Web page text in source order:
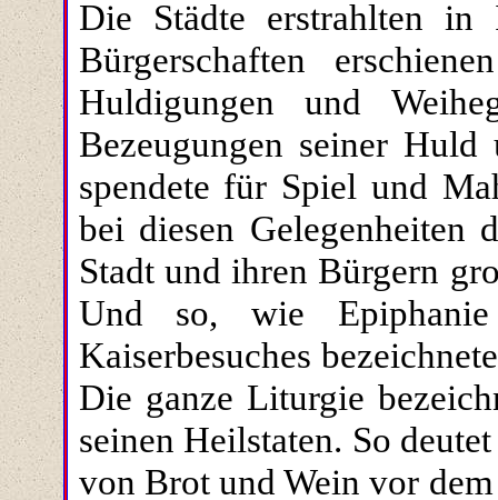
Die Städte erstrahlten
Bürgerschaften
Huldigungen und
Bezeugungen seiner
spendete für Spiel und
bei diesen Gelegenheiten
Stadt und ihren Bürgern
Und so, wie
Kaiserbesuches
Die ganze Liturgie
seinen Heilstaten. So
von Brot und Wein vor